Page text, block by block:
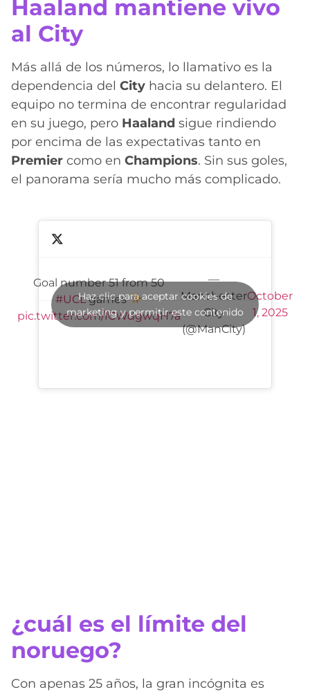
Haaland mantiene vivo
al City
Más allá de los números, lo llamativo es la
dependencia del City hacia su delantero. El
equipo no termina de encontrar regularidad
en su juego, pero Haaland sigue rindiendo
por encima de las expectativas tanto en
Premier como en Champions. Sin sus goles,
el panorama sería mucho más complicado.
Goal number 51 from 50
#UCLgames
pic.twitter.com/fCWdgwqH7a
—
Manchester
City
(@ManCity)
October
1, 2025
Haz clic para aceptar cookies de
marketing y permitir este contenido
¿cuál es el límite del
noruego?
Con apenas 25 años, la gran incógnita es